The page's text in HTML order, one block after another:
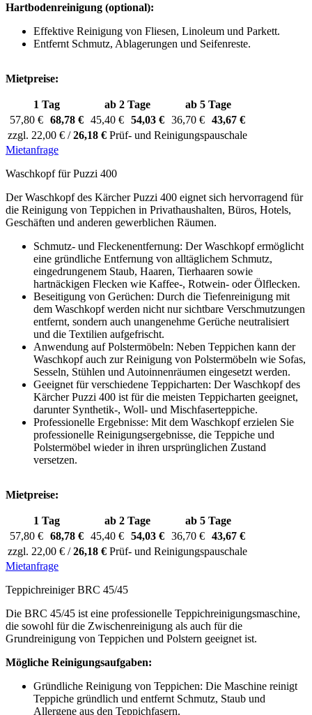
Hartbodenreinigung (optional):
Effektive Reinigung von Fliesen, Linoleum und Parkett.
Entfernt Schmutz, Ablagerungen und Seifenreste.
Mietpreise:
1 Tag ab 2 Tage
ab 5 Tage
57,80 € 68,78 € 45,40 € 54,03 € 36,70 € 43,67 €
zzgl. 22,00 € /26,18 € Prüf- und Reinigungspauschale
Mietanfrage
Waschkopf für Puzzi 400
Der Waschkopf des Kärcher Puzzi 400 eignet sich hervorragend für
die Reinigung von Teppichen in Privathaushalten, Büros, Hotels,
Geschäften und anderen gewerblichen Räumen.
Schmutz- und Fleckenentfernung: Der Waschkopf ermöglicht
eine gründliche Entfernung von alltäglichem Schmutz,
eingedrungenem Staub, Haaren, Tierhaaren sowie
hartnäckigen Flecken wie Kaffee-, Rotwein- oder Ölflecken.
Beseitigung von Gerüchen: Durch die Tiefenreinigung mit
dem Waschkopf werden nicht nur sichtbare Verschmutzungen
entfernt, sondern auch unangenehme Gerüche neutralisiert
und die Textilien aufgefrischt.
Anwendung auf Polstermöbeln: Neben Teppichen kann der
Waschkopf auch zur Reinigung von Polstermöbeln wie Sofas,
Sesseln, Stühlen und Autoinnenräumen eingesetzt werden.
Geeignet für verschiedene Teppicharten: Der Waschkopf des
Kärcher Puzzi 400 ist für die meisten Teppicharten geeignet,
darunter Synthetik-, Woll- und Mischfaserteppiche.
Professionelle Ergebnisse: Mit dem Waschkopf erzielen Sie
professionelle Reinigungsergebnisse, die Teppiche und
Polstermöbel wieder in ihren ursprünglichen Zustand
versetzen.
Mietpreise:
1 Tag ab 2 Tage
ab 5 Tage
57,80 € 68,78 € 45,40 € 54,03 € 36,70 € 43,67 €
zzgl. 22,00 € /26,18 € Prüf- und Reinigungspauschale
Mietanfrage
Teppichreiniger BRC 45/45
Die BRC 45/45 ist eine professionelle Teppichreinigungsmaschine,
die sowohl für die Zwischenreinigung als auch für die
Grundreinigung von Teppichen und Polstern geeignet ist.
Mögliche Reinigungsaufgaben:
Gründliche Reinigung von Teppichen: Die Maschine reinigt
Teppiche gründlich und entfernt Schmutz, Staub und
Allergene aus den Teppichfasern.